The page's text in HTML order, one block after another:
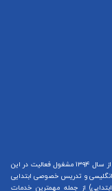
می باشد که از سال ۱۳۹۴ مشغول فعالیت در این
و تدریس خصوصی ابتدایی
) از جمله مهمترین خدمات